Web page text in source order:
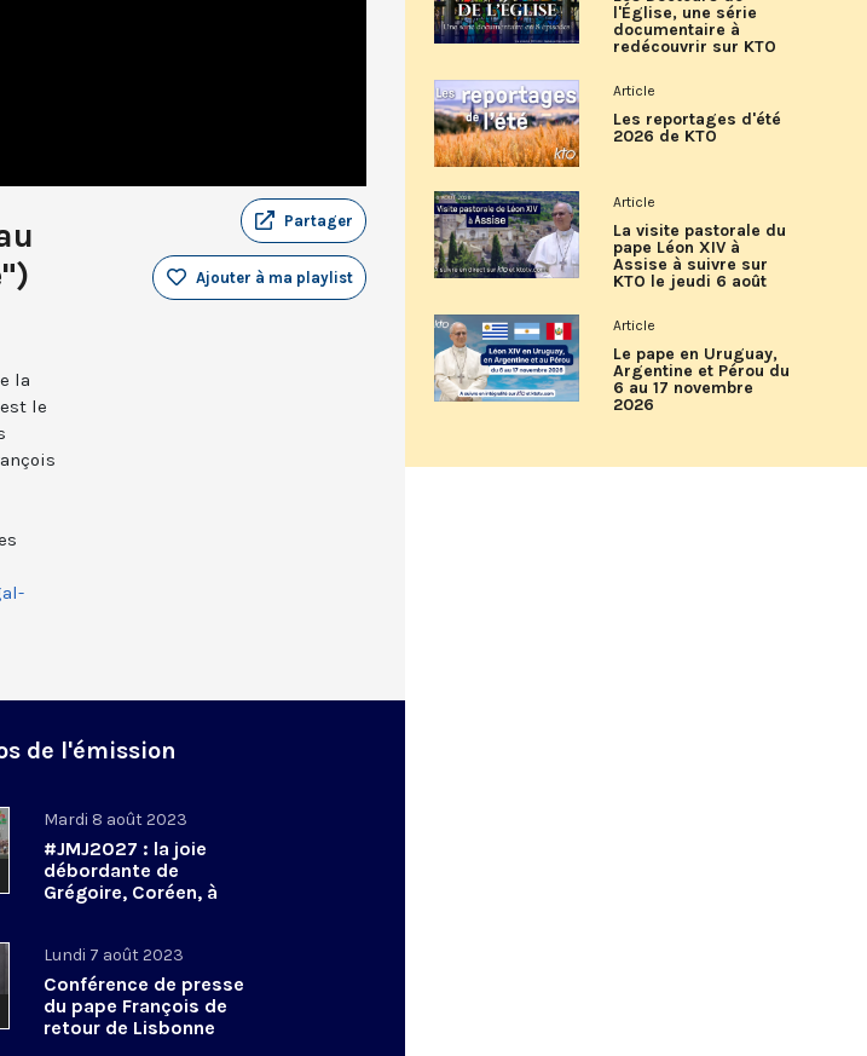
Partager
Ajouter à ma playlist
la
le
de l'émission
Mardi 8 août 2023
#JMJ2027 : la joie
débordante de
Grégoire, Coréen, à
Lundi 7 août 2023
Conférence de presse
du pape François de
retour de Lisbonne
l'Église, une série
documentaire à
redécouvrir sur KTO
Article
Les reportages d'été
2026 de KTO
Article
La visite pastorale du
pape Léon XIV à
Assise à suivre sur
KTO le jeudi 6 août
Article
Le pape en Uruguay,
Argentine et Pérou du
6 au 17 novembre
2026